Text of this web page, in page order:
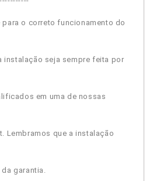
para o correto funcionamento do
instalação seja sempre feita por
em uma de nossas
Lembramos que a instalação
garantia.